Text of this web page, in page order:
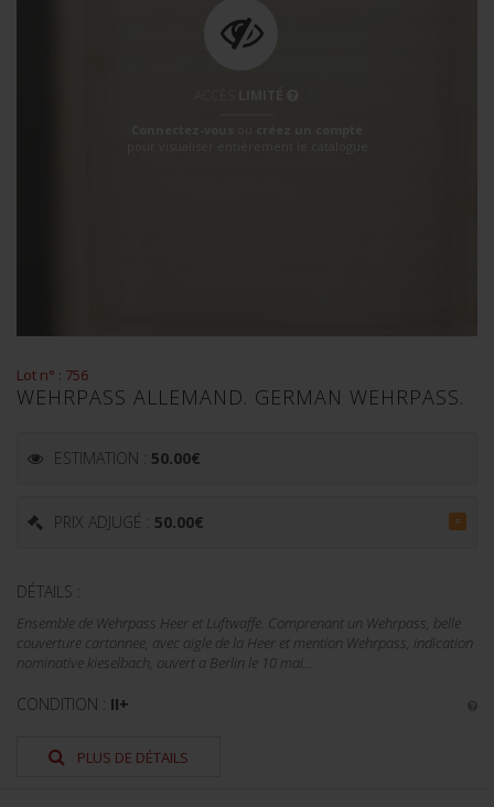
Lot n° : 756
WEHRPASS ALLEMAND. GERMAN WEHRPASS.
ESTIMATION : 50.00€
PRIX ADJUGÉ : 50.00€ =
DÉTAILS :
Ensemble de Wehrpass Heer et Luftwaffe. Comprenant un Wehrpass, belle
couverture cartonnee, avec aigle de la Heer et mention Wehrpass, indication
nominative kieselbach, ouvert a Berlin le 10 mai...
CONDITION : II+
PLUS DE DÉTAILS